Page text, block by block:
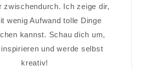
zwischendurch. Ich zeige dir,
wenig Aufwand tolle Dinge
kannst. Schau dich um,
und werde selbst
kreativ!